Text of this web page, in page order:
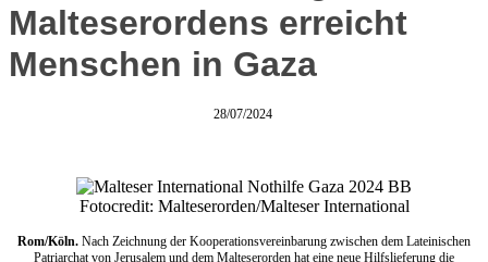
Malteserordens erreicht
Menschen in Gaza
28/07/2024
Fotocredit: Malteserorden/Malteser International
Rom/Köln. Nach Zeichnung der Kooperationsvereinbarung zwischen dem Lateinischen
Patriarchat von Jerusalem und dem Malteserorden hat eine neue Hilfslieferung die